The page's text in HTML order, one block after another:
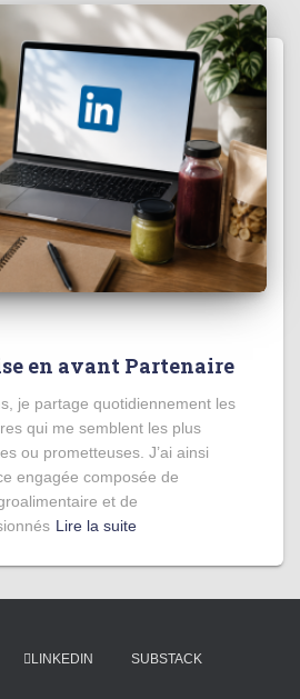
en avant Partenaire
je partage quotidiennement les
qui me semblent les plus
ou prometteuses. J’ai ainsi
engagée composée de
et de
Lire la suite
LINKEDIN SUBSTACK